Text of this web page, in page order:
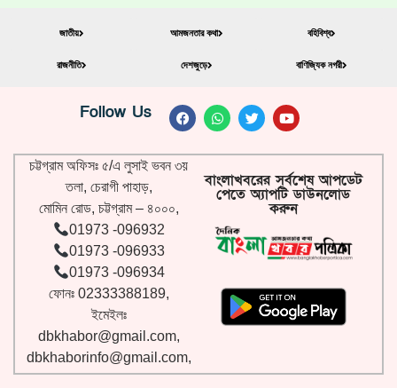
জাতীয়
রাজনীতি
আমজনতার কথা
দেশজুড়ে
বহিবিশ্ব
বাণিজ্যিক নগরী
Follow Us
চট্টগ্রাম অফিসঃ ৫/এ লুসাই ভবন ৩য়
তলা, চেরাগী পাহাড়,
মোমিন রোড, চট্টগ্রাম – ৪০০০,
01973 -096932
01973 -096933
01973 -096934
ফোনঃ 02333388189,
ইমেইলঃ
dbkhabor@gmail.com,
dbkhaborinfo@gmail.com,
বাংলাখবরের সর্বশেষ আপডেট
পেতে অ্যাপটি ডাউনলোড
করুন